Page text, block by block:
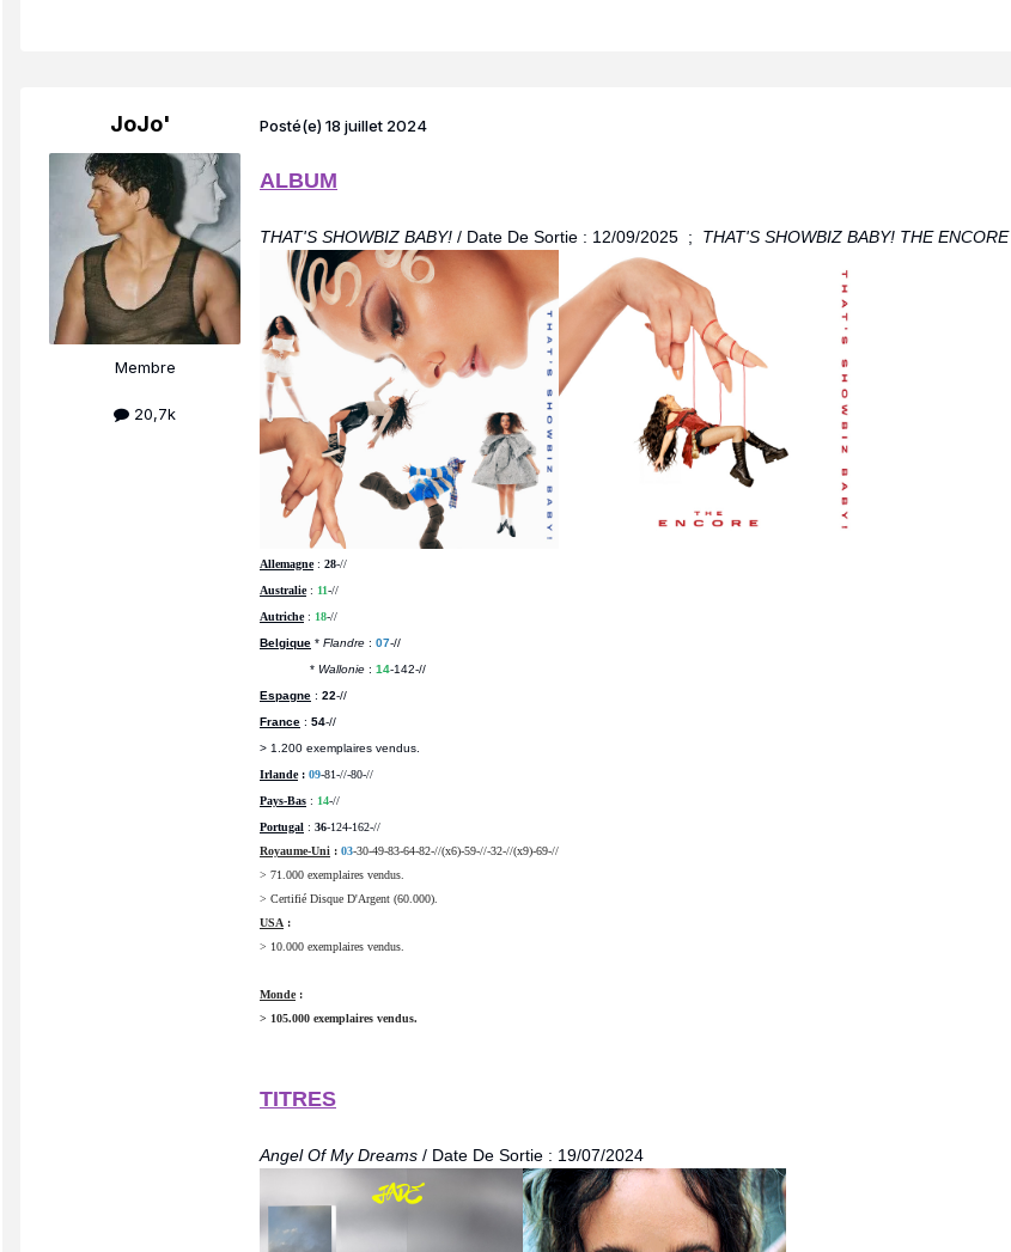
JoJo'
Membre
20,7k
Posté(e)18 juillet 2024
ALBUM
THAT'S SHOWBIZ BABY! / Date De Sortie : 12/09/2025 ; THAT'S SHOWBIZ BABY! THE ENCORE
Allemagne: 28-//
Australie : 11-//
Autriche: 18-//
Belgique * Flandre : 07-//
* Wallonie : 14-142-//
Espagne : 22-//
France : 54-//
> 1.200 exemplaires vendus.
Irlande: 09-81-//-80-//
Pays-Bas : 14-//
Portugal : 36-124-162-//
Royaume-Uni : 03-30-49-83-64-82-//(x6)-59-//-32-//(x9)-69-//
> 71.000 exemplaires vendus.
> Certifié Disque D'Argent (60.000).
USA :
> 10.000 exemplaires vendus.
Monde:
> 105.000 exemplaires vendus.
TITRES
Angel Of My Dreams / Date De Sortie : 19/07/2024